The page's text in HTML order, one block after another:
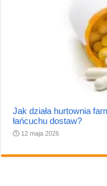
Jak działa hurtownia
łańcuchu dostaw?
12 maja 2026